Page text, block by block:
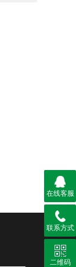
在线客服
联系方式
二维码